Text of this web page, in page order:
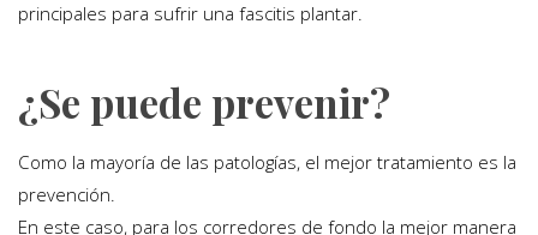
principales para sufrir una fascitis plantar.
¿Se puede prevenir?
Como la mayoría de las patologías, el mejor tratamiento es la
prevención.
En este caso, para los corredores de fondo la mejor manera